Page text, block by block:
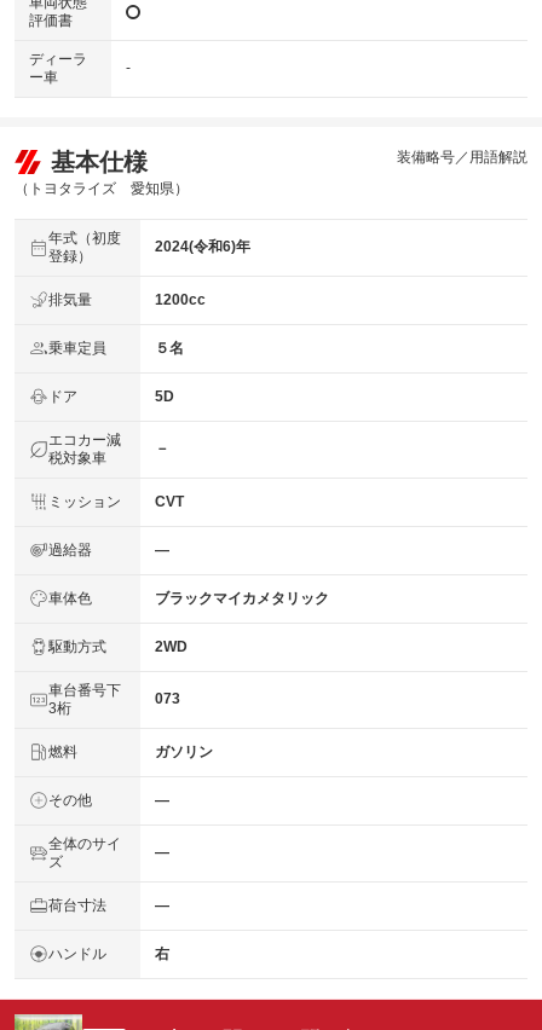
評価書
ディーラ
ー車
-
基本仕様
（トヨタライズ 愛知県）
装備略号／用語解説
年式（初度
登録）
2024(令和6)年
排気量 1200cc
乗車定員 ５名
ドア 5D
エコカー減
税対象車
－
ミッション CVT
過給器 ―
車体色 ブラックマイカメタリック
駆動方式 2WD
車台番号下
3桁
073
燃料 ガソリン
その他 ―
全体のサイ
ズ
―
荷台寸法 ―
ハンドル 右